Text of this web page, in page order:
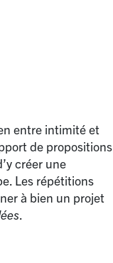
entre intimité et
de propositions
créer une
Les répétitions
à bien un projet
.